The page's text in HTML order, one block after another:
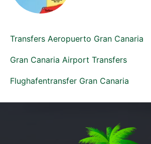
Transfers Aeropuerto Gran Canaria
Gran Canaria Airport Transfers
Flughafentransfer Gran Canaria